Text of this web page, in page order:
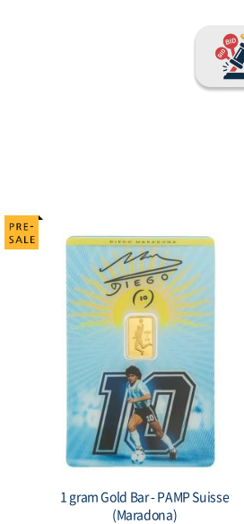
2026 Australia 1 kilo Silver Lunar Horse
BU (Series III) Color